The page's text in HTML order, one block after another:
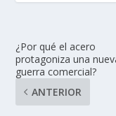
¿Por qué el acero
protagoniza una
guerra comercial?
ANTERIOR